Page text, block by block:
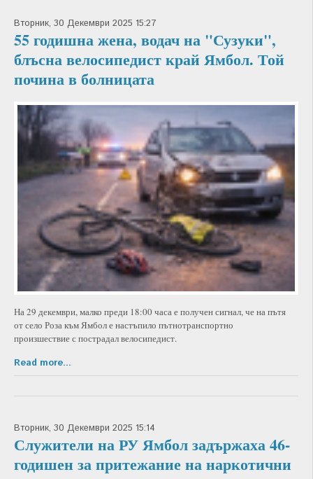
Вторник, 30 Декември 2025 15:27
55 годишна жена, водач на "Сузуки",
блъсна велосипедист край Ямбол. Той
почина в болницата
На 29 декември, малко преди 18:00 часа е получен сигнал, че на пътя
от село Роза към Ямбол е настъпило пътнотранспортно
произшествие с пострадал велосипедист.
Read more...
Вторник, 30 Декември 2025 15:14
Служители на РУ Ямбол задържаха 46-
годишен за притежание на наркотични